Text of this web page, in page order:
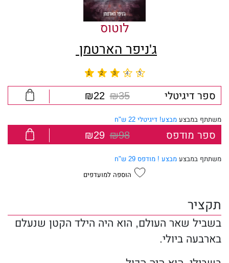
לוטוס
ג'ניפר הארטמן
ספר דיגיטלי ₪35
₪22
משתתף במבצע מבצע! דיגיטלי 22 ש"ח
ספר מודפס ₪98
₪29
משתתף במבצע מבצע ! מודפס 29 ש"ח
הוספה למועדפים
תקציר
בשביל שאר העולם, הוא היה הילד הקטן שנעלם
בארבעה ביולי.